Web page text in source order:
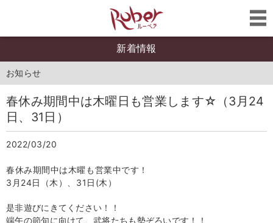
新着情報
お知らせ
春休み期間中は木曜日も営業します☆（3月24
日、31日）
2022/03/20
春休み期間中は木曜も営業中です！
3月24日
（木）、31日(木）
是非遊びにきてください！！
端午の節句に向けて、武将たちも勢ぞろいです！！